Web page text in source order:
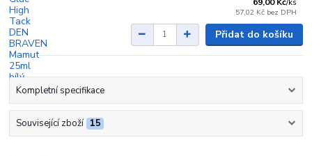
/ks
57,02 Kč bez DPH
Přidat do košíku
Kompletní specifikace
Související zboží 15